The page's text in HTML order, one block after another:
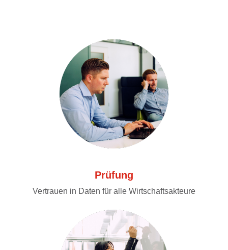
Prüfung
Vertrauen in Daten für alle Wirtschaftsakteure